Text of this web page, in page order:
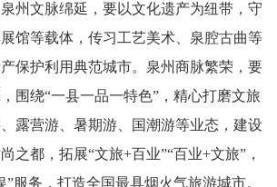
文脉绵延，要以文化遗产为纽带，守
馆等载体，传习工艺美术、泉腔古曲等
保护利用典范城市。泉州商脉繁荣，要
围绕“一县一品一特色”，精心打磨文旅
露营游、暑期游、国潮游等业态，建设
之都，拓展“文旅+百业”“百业+文旅”，
”服务，打造全国最具烟火气旅游城市。